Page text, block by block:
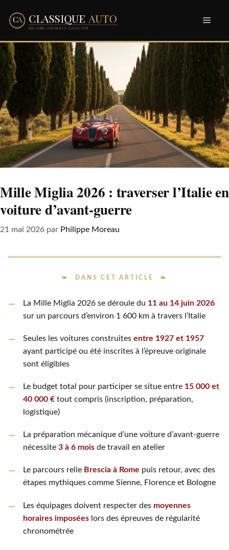
Mille Miglia 2026 : traverser l’Italie en
voiture d’avant-guerre
21 mai 2026 par Philippe Moreau
DANS CET ARTICLE
La Mille Miglia 2026 se déroule du 11 au 14 juin 2026
sur un parcours d’environ 1 600 km à travers l’Italie
Seules les voitures construites entre 1927 et 1957
ayant participé ou été inscrites à l’épreuve originale
sont éligibles
Le budget total pour participer se situe entre 15 000 et
40 000 €tout compris (inscription, préparation,
logistique)
La préparation mécanique d’une voiture d’avant-guerre
nécessite 3 à 6 moisde travail en atelier
Le parcours relie Brescia à Rome puis retour, avec des
étapes mythiques comme Sienne, Florence et Bologne
Les équipages doivent respecter des moyennes
horaires imposéeslors des épreuves de régularité
chronométrée